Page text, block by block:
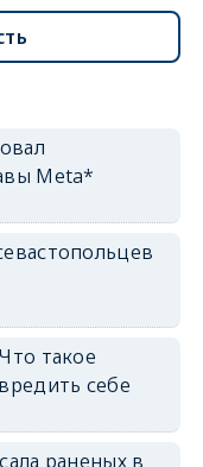
Meta*
такое
себе
раненых в